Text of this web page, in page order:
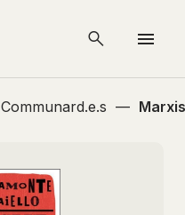
Communard.e.s —